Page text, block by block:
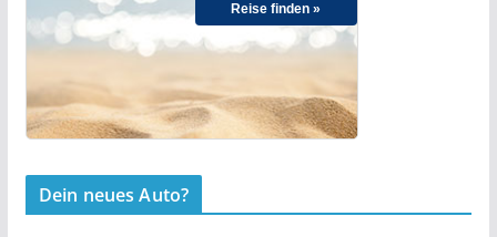
Reise finden »
Dein neues Auto?